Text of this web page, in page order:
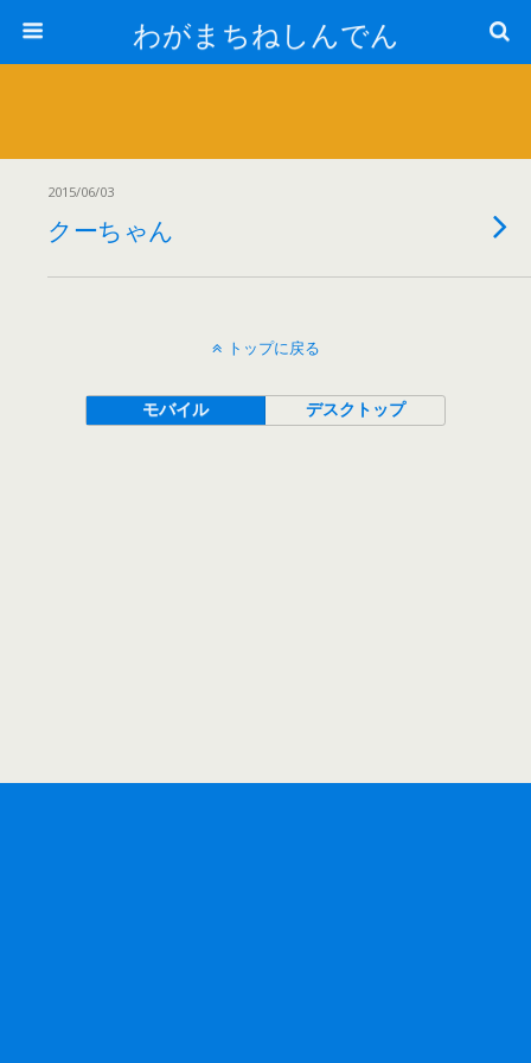
わがまちねしんでん
2015/06/03
クーちゃん
トップに戻る
モバイル デスクトップ